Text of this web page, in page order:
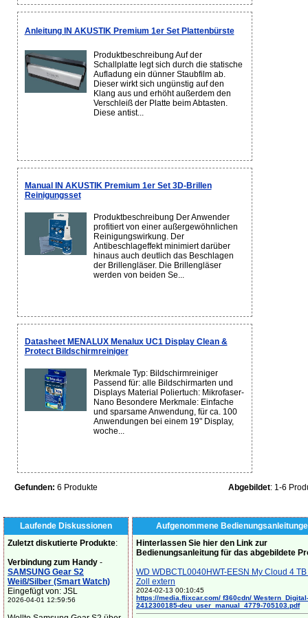
Anleitung IN AKUSTIK Premium 1er Set Plattenbürste
Produktbeschreibung Auf der
Schallplatte legt sich durch die statische
Aufladung ein dünner Staubfilm ab.
Dieser wirkt sich ungünstig auf den
Klang aus und erhöht außerdem den
Verschleiß der Platte beim Abtasten.
Diese antist...
Manual IN AKUSTIK Premium 1er Set 3D-Brillen
Reinigungsset
Produktbeschreibung Der Anwender
profitiert von einer außergewöhnlichen
Reinigungswirkung. Der
Antibeschlageffekt minimiert darüber
hinaus auch deutlich das Beschlagen
der Brillengläser. Die Brillengläser
werden von beiden Se...
Datasheet MENALUX Menalux UC1 Display Clean &
Protect Bildschirmreiniger
Merkmale Typ: Bildschirmreiniger
Passend für: alle Bildschirmarten und
Displays Material Poliertuch: Mikrofaser-
Nano Besondere Merkmale: Einfache
und sparsame Anwendung, für ca. 100
Anwendungen bei einem 19" Display,
woche...
Gefunden: 6 Produkte Abgebildet: 1-6
Laufende Diskussionen
Zuletzt diskutierte Produkte:
Verbindung zum Handy -
SAMSUNG Gear S2
Weiß/Silber (Smart Watch)
Eingefügt von: JSL
2026-04-01 12:59:56
Aufgenommene
Hinterlassen Sie hier den Link zur
Bedienungsanleitung für das abgebildete
WD WDBCTL0040HWT-EESN My Cloud 4
Zoll extern
2024-02-13 00:10:45
https://media.flixcar.com/ f360cdn/ Western_Digital-
2412300185-deu_user_manual_4779-705103.pdf